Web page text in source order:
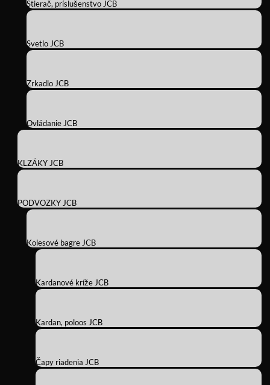
Stierač, príslušenstvo JCB
Svetlo JCB
Zrkadlo JCB
Ovládanie JCB
KLZÁKY JCB
PODVOZKY JCB
Kolesové bagre JCB
Kardanové kríže JCB
Kardan, poloos JCB
Čapy riadenia JCB